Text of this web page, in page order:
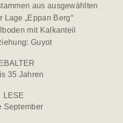
aus ausgewählten
Lage „Eppan Berg“
mit Kalkanteil
Guyot
35 Jahren
LESE
September